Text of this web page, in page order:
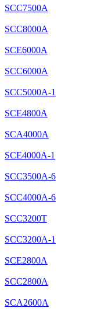
SCC7500A
SCC8000A
SCE6000A
SCC6000A
SCC5000A-1
SCE4800A
SCA4000A
SCE4000A-1
SCC3500A-6
SCC4000A-6
SCC3200T
SCC3200A-1
SCE2800A
SCC2800A
SCA2600A